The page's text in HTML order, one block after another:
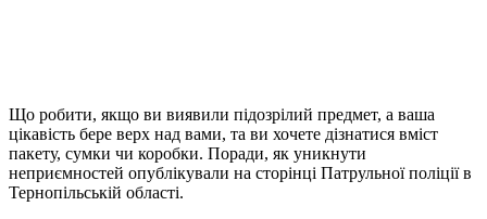
Що робити, якщо ви виявили підозрілий предмет, а ваша
цікавість бере верх над вами, та ви хочете дізнатися вміст
пакету, сумки чи коробки. Поради, як уникнути
неприємностей опублікували на сторінці Патрульної поліції в
Тернопільській області.